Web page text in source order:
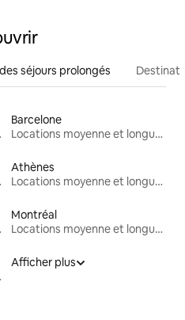
séjours prolongés
Barcelone
Locations moyenne et longue durée
Athènes
Locations moyenne et longue durée
Montréal
Locations moyenne et longue durée
Afficher plus